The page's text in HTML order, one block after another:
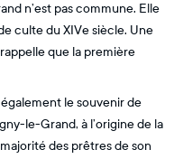
n’est pas commune. Elle
culte du XIVe siècle. Une
que la première
le souvenir de
le-Grand, à l’origine de la
des prêtres de son